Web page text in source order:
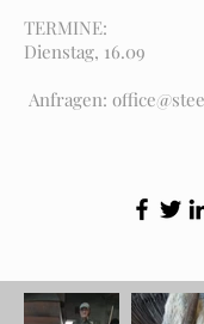
TERMINE:
​Dienstag, 16.09
Anfragen: